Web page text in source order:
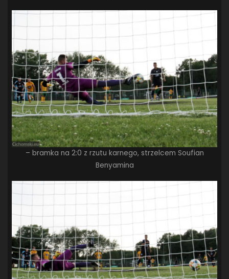
– bramka na 2:0 z rzutu karnego, strzelcem Soufian
Benyamina